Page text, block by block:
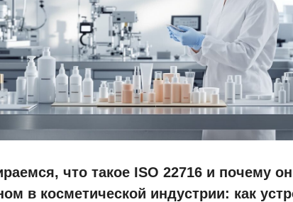
что такое ISO 22716 и почему
в косметической индустрии: как